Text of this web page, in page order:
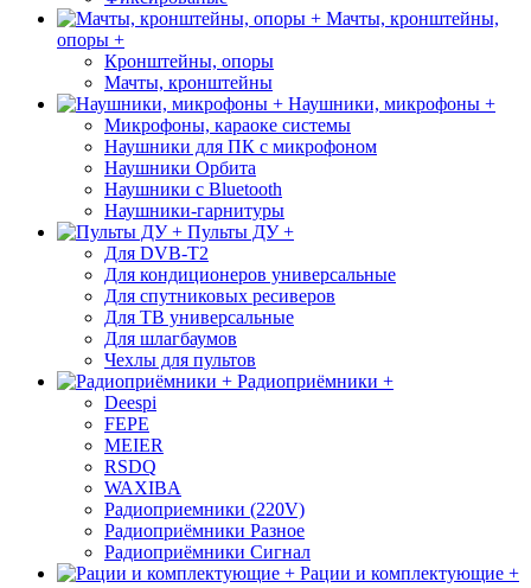
Мачты, кронштейны,
опоры +
Кронштейны, опоры
Мачты, кронштейны
Наушники, микрофоны +
Микрофоны, караоке системы
Наушники для ПК с микрофоном
Наушники Орбита
Наушники с Bluetooth
Наушники-гарнитуры
Пульты ДУ +
Для DVB-T2
Для кондиционеров универсальные
Для спутниковых ресиверов
Для ТВ универсальные
Для шлагбаумов
Чехлы для пультов
Радиоприёмники +
Deespi
FEPE
MEIER
RSDQ
WAXIBA
Радиоприемники (220V)
Радиоприёмники Разное
Радиоприёмники Сигнал
Рации и комплектующие +